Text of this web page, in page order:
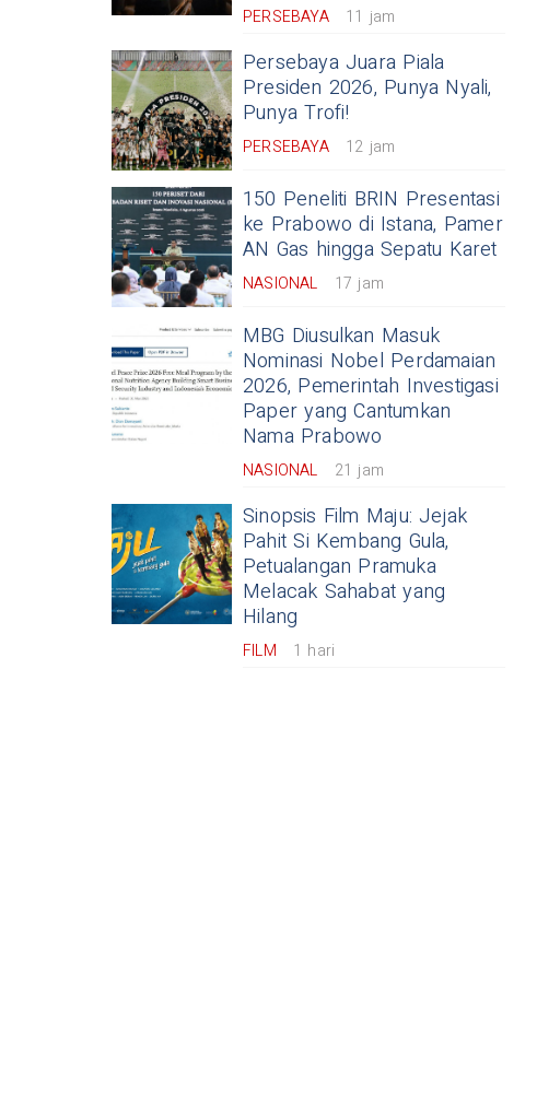
PERSEBAYA 11 jam
Persebaya Juara Piala
Presiden 2026, Punya Nyali,
Punya Trofi!
PERSEBAYA 12 jam
150 Peneliti BRIN Presentasi
ke Prabowo di Istana, Pamer
AN Gas hingga Sepatu Karet
NASIONAL 17 jam
MBG Diusulkan Masuk
Nominasi Nobel Perdamaian
2026, Pemerintah Investigasi
Paper yang Cantumkan
Nama Prabowo
NASIONAL 21 jam
Sinopsis Film Maju: Jejak
Pahit Si Kembang Gula,
Petualangan Pramuka
Melacak Sahabat yang
Hilang
FILM 1 hari